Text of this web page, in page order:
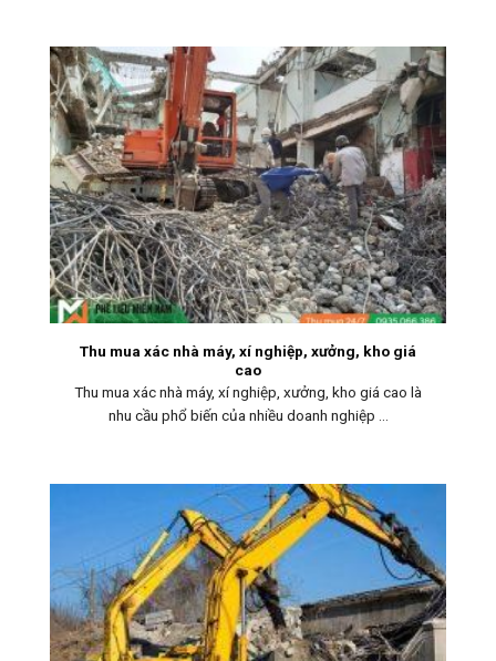
Thu mua xác nhà máy, xí nghiệp, xưởng, kho giá
cao
Thu mua xác nhà máy, xí nghiệp, xưởng, kho giá cao là
nhu cầu phổ biến của nhiều doanh nghiệp ...